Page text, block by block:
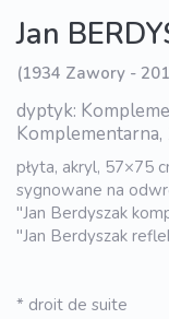
Jan
(1934 Zawory -
dyptyk:
płyta, akryl, 57×75
sygnowane na
"Jan Berdyszak
"Jan Berdyszak
* droit de suite